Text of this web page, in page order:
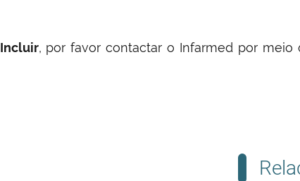
Incluir, por favor contactar o Infarmed por